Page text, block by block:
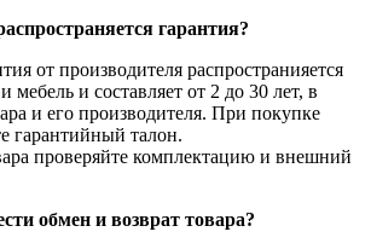
гарантия?
от производителя распространияется
мебель и составляет от 2 до 30 лет, в
и его производителя. При покупке
гарантийный талон.
проверяйте комплектацию и внешний
обмен и возврат товара?